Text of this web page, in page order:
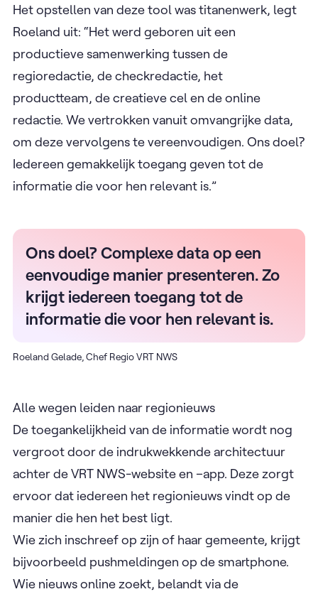
Het opstellen van deze tool was titanenwerk, legt
Roeland uit: “Het werd geboren uit een
productieve samenwerking tussen de
regioredactie, de checkredactie, het
productteam, de creatieve cel en de online
redactie. We vertrokken vanuit omvangrijke data,
om deze vervolgens te vereenvoudigen. Ons doel?
Iedereen gemakkelijk toegang geven tot de
informatie die voor hen relevant is.”
Ons doel? Complexe data op een
eenvoudige manier presenteren. Zo
krijgt iedereen toegang tot de
informatie die voor hen relevant is.
Roeland Gelade, Chef Regio VRT NWS
Alle wegen leiden naar regionieuws
De toegankelijkheid van de informatie wordt nog
vergroot door de indrukwekkende architectuur
achter de VRT NWS-website en –app. Deze zorgt
ervoor dat iedereen het regionieuws vindt op de
manier die hen het best ligt.
Wie zich inschreef op zijn of haar gemeente, krijgt
bijvoorbeeld pushmeldingen op de smartphone.
Wie nieuws online zoekt, belandt via de